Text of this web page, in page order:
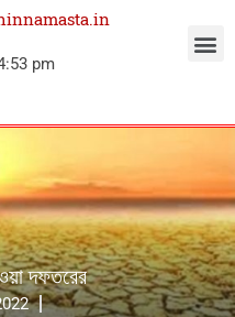
pm
দফতরের